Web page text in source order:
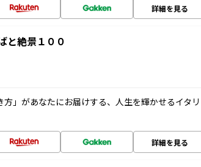
詳細を見る
と絶景１００
」があなたにお届けする、人生を輝かせるイタリ
詳細を見る